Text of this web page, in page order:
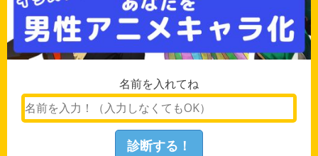
名前を入れてね